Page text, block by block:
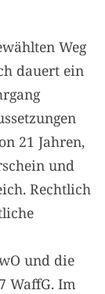
Weg
dauert ein
21 Jahren,
und
Rechtlich
und die
WaffG. Im